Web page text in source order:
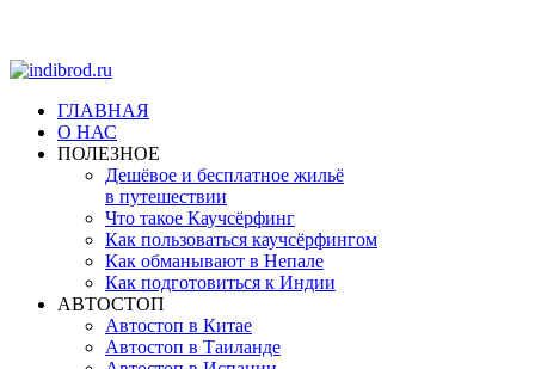
ГЛАВНАЯ
О НАС
ПОЛЕЗНОЕ
Дешёвое и бесплатное жильё
в путешествии
Что такое Каучсёрфинг
Как пользоваться каучсёрфингом
Как обманывают в Непале
Как подготовиться к Индии
АВТОСТОП
Автостоп в Китае
Автостоп в Таиланде